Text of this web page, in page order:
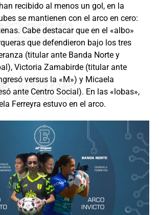
recibido al menos un gol, en la
se mantienen con el arco en cero:
Cabe destacar que en el «albo»
que defendieron bajo los tres
(titular ante Banda Norte y
Victoria Zamabirde (titular ante
versus la «M») y Micaela
ante Centro Social). En las «lobas»,
Ferreyra estuvo en el arco.